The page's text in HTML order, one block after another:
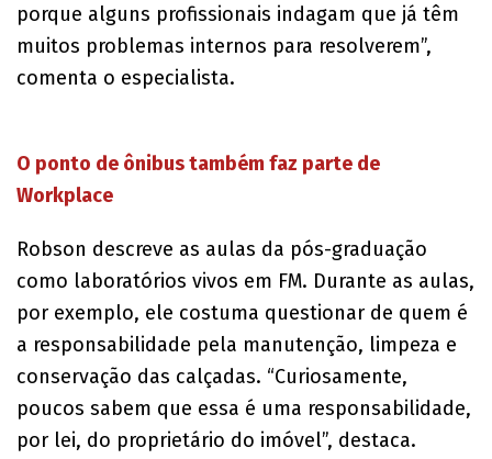
porque alguns profissionais indagam que já têm
muitos problemas internos para resolverem”,
comenta o especialista.
O ponto de ônibus também faz parte de
Workplace
Robson descreve as aulas da pós-graduação
como laboratórios vivos em FM. Durante as aulas,
por exemplo, ele costuma questionar de quem é
a responsabilidade pela manutenção, limpeza e
conservação das calçadas. “Curiosamente,
poucos sabem que essa é uma responsabilidade,
por lei, do proprietário do imóvel”, destaca.